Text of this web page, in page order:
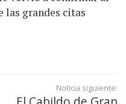
las grandes citas
Noticia siguiente: